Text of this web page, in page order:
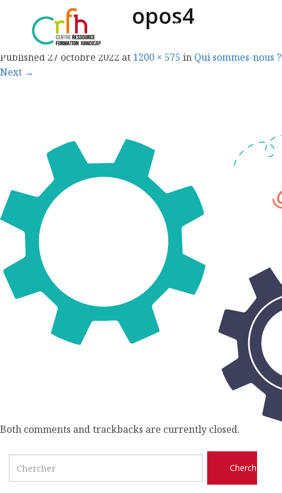
Politique régionale
Missions-apropos4
Published 27 octobre 2022 at 1200 × 575 in Qui sommes-nous ?
Next →
Both comments and trackbacks are currently closed.
Search